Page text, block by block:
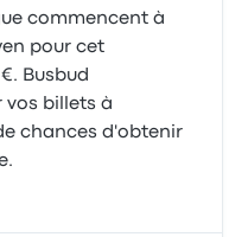
commencent à
pour cet
Busbud
vos billets à
chances d'obtenir